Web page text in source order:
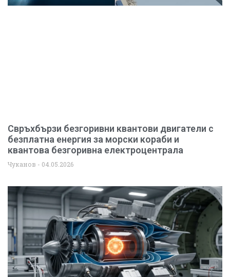
Свръхбързи безгоривни квантови двигатели с
безплатна енергия за морски кораби и
квантова безгоривна електроцентрала
Чуканов 04.05.2026